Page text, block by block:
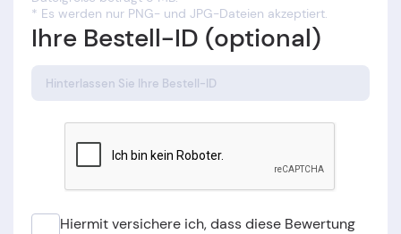
* Es werden nur PNG- und JPG-Dateien akzeptiert.
Ihre Bestell-ID (optional)
Hiermit versichere ich, dass diese Bewertung